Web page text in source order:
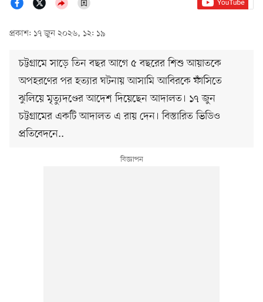
প্রকাশ: ১৭ জুন ২০২৬, ১২: ১৯
চট্টগ্রামে সাড়ে তিন বছর আগে ৫ বছরের শিশু আয়াতকে
অপহরণের পর হত্যার ঘটনায় আসামি আবিরকে ফাঁসিতে
ঝুলিয়ে মৃত্যুদণ্ডের আদেশ দিয়েছেন আদালত। ১৭ জুন
চট্টগ্রামের একটি আদালত এ রায় দেন। বিস্তারিত ভিডিও
প্রতিবেদনে..